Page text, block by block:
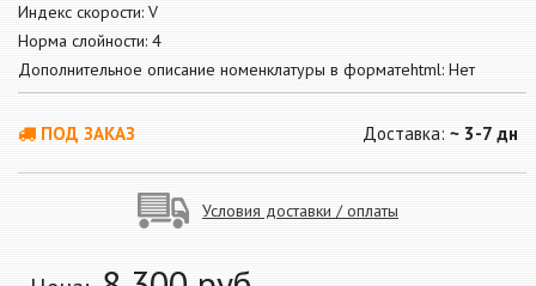
Индекс скорости: V
Норма слойности: 4
Дополнительное описание номенклатуры в форматеhtml: Нет
ПОД ЗАКАЗ Доставка: ~ 3-7 дн
Условия доставки / оплаты